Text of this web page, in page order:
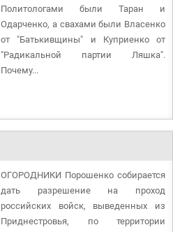
Политологами были Таран и
Одарченко, а свахами были Власенко
от "Батькивщины" и Куприенко от
"Радикальной партии Ляшка".
Почему...
ОГОРОДНИКИ Порошенко собирается
дать разрешение на проход
российских войск, выведенных из
Приднестровья, по территории